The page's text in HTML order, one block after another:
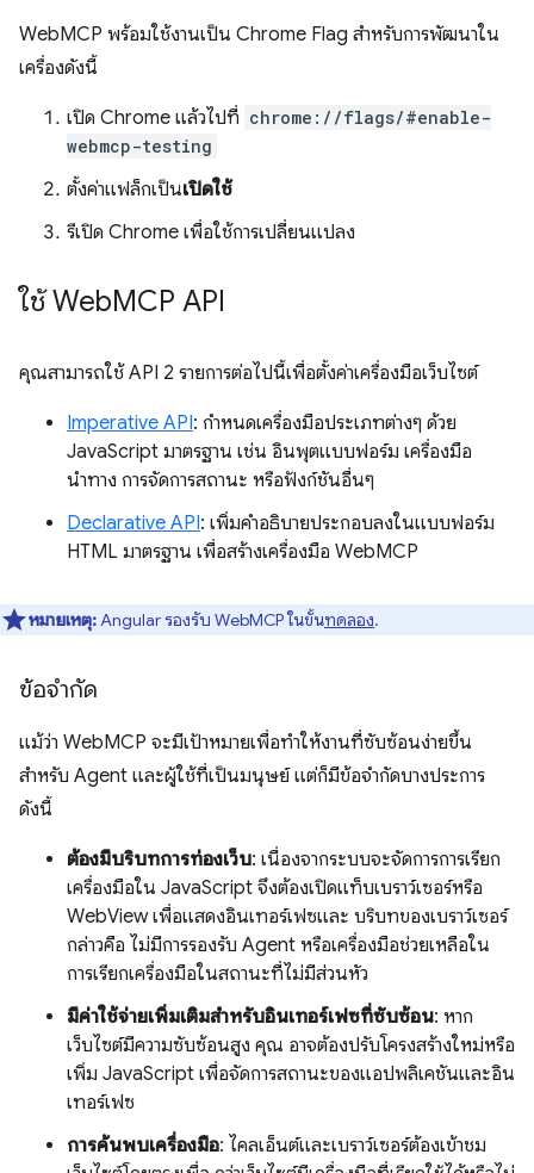
WebMCP พร้อมใช้งานเป็น Chrome Flag สำหรับการพัฒนาใน
เครื่องดังนี้
เปิด Chrome แล้วไปที่ chrome://flags/#enable-
webmcp-testing
ตั้งค่าแฟล็กเป็นเปิดใช้
รีเปิด Chrome เพื่อใช้การเปลี่ยนแปลง
ใช้ WebMCP API
คุณสามารถใช้ API 2 รายการต่อไปนี้เพื่อตั้งค่าเครื่องมือเว็บไซต์
Imperative API: กำหนดเครื่องมือประเภทต่างๆ ด้วย
JavaScript มาตรฐาน เช่น อินพุตแบบฟอร์ม เครื่องมือ
นำทาง การจัดการสถานะ หรือฟังก์ชันอื่นๆ
Declarative API: เพิ่มคำอธิบายประกอบลงในแบบฟอร์ม
HTML มาตรฐาน เพื่อสร้างเครื่องมือ WebMCP
หมายเหตุ:Angular รองรับ WebMCP ในขั้นทดลอง.
ข้อจำกัด
แม้ว่า WebMCP จะมีเป้าหมายเพื่อทำให้งานที่ซับซ้อนง่ายขึ้น
สำหรับ Agent และผู้ใช้ที่เป็นมนุษย์ แต่ก็มีข้อจำกัดบางประการ
ดังนี้
ต้องมีบริบทการท่องเว็บ: เนื่องจากระบบจะจัดการการเรียก
เครื่องมือใน JavaScript จึงต้องเปิดแท็บเบราว์เซอร์หรือ
WebView เพื่อแสดงอินเทอร์เฟซและ บริบทของเบราว์เซอร์
กล่าวคือ ไม่มีการรองรับ Agent หรือเครื่องมือช่วยเหลือใน
การเรียกเครื่องมือในสถานะที่ไม่มีส่วนหัว
มีค่าใช้จ่ายเพิ่มเติมสำหรับอินเทอร์เฟซที่ซับซ้อน: หาก
เว็บไซต์มีความซับซ้อนสูง คุณ อาจต้องปรับโครงสร้างใหม่หรือ
เพิ่ม JavaScript เพื่อจัดการสถานะของแอปพลิเคชันและอิน
เทอร์เฟซ
การค้นพบเครื่องมือ: ไคลเอ็นต์และเบราว์เซอร์ต้องเข้าชม